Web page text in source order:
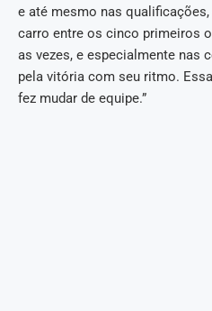
e até mesmo nas
carro entre os cinco primeiros
as vezes, e especialmente nas
pela vitória com seu ritmo.
fez mudar de equipe.”